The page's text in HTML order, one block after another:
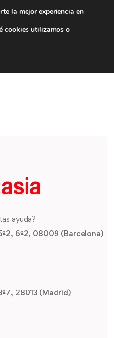
total de 75€ de descuento.
ayuda?
6º2, 08009 (Barcelona)
28013 (Madrid)
la mejor experiencia en
cookies utilizamos o